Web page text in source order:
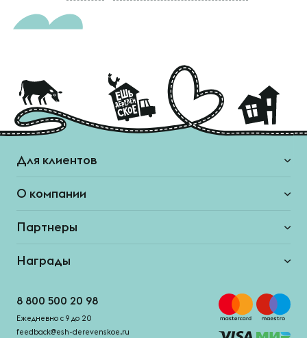
Для клиентов
О компании
Партнеры
Награды
8 800 500 20 98
Ежедневно с 9 до 20
feedback@esh-derevenskoe.ru